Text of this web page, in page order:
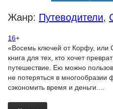
Жанр: Путеводители,
16+
«Восемь ключей от Корфу, или
книга для тех, кто хочет
путешествие. Ею можно
не потеряться в многообразии
сэкономить время и деньги....